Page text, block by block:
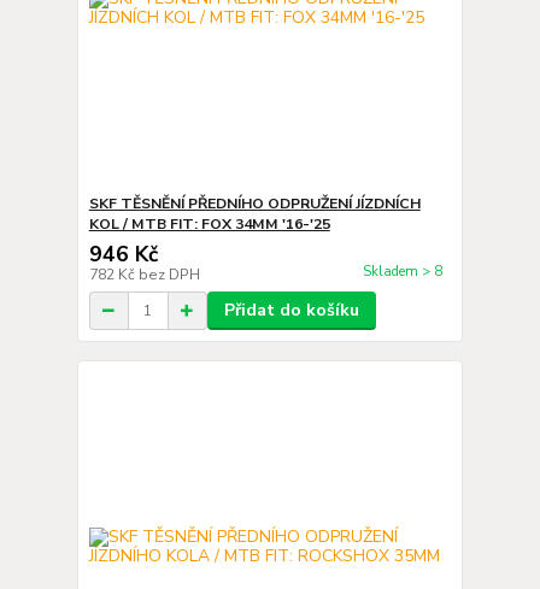
SKF TĚSNĚNÍ PŘEDNÍHO ODPRUŽENÍ JÍZDNÍCH
KOL / MTB FIT: FOX 34MM '16-'25
946 Kč
782 Kč bez DPH Skladem > 8
Přidat do košíku